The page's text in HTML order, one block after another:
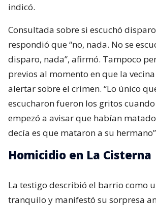
indicó.
Consultada sobre si escuchó
respondió que “no, nada. No se
disparo, nada”, afirmó. Tampoco
previos al momento en que la
alertar sobre el crimen. “Lo único
escucharon fueron los gritos
empezó a avisar que habían
decía es que mataron a su
Homicidio en La Cisterna
La testigo describió el barrio como
tranquilo y manifestó su sorpresa